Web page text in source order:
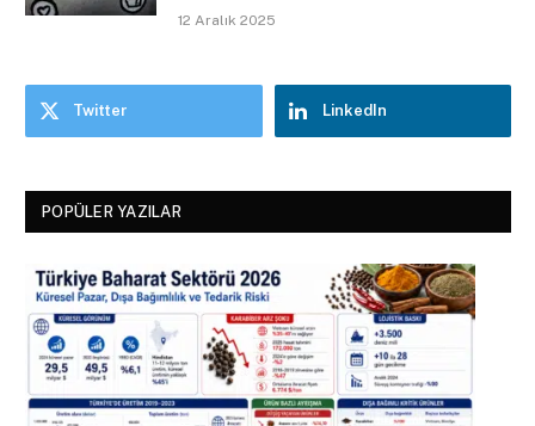
12 Aralık 2025
Twitter LinkedIn
POPÜLER YAZILAR